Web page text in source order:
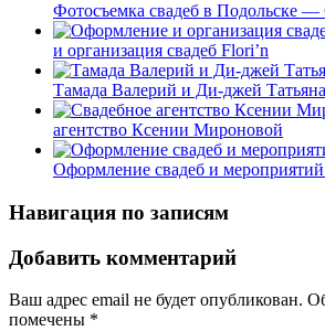
Фотосъемка свадеб в Подольске
и организация свадеб Flori’n
Тамада Валерий и Ди-джей
агентство Ксении Мироновой
Оформление свадеб и
Навигация по записям
Добавить комментарий
Ваш адрес email не будет опубликован.
помечены *